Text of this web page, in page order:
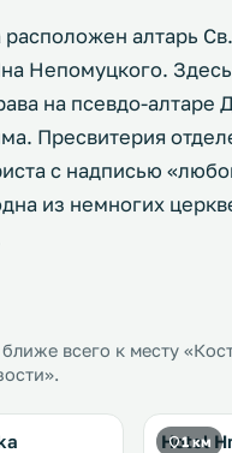
расположен алтарь
Непомуцкого.
на псевдо-алтаре
Пресвитерия
с надписью
из немногих
всего к месту
1 км
Hotel